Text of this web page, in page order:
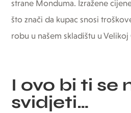
strane Monduma. Izražene
što znači da kupac snosi
robu u našem skladištu u Velikoj
I ovo bi ti se
svidjeti…